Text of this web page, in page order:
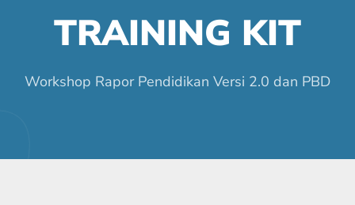
TRAINING KIT
Workshop Rapor Pendidikan Versi 2.0 dan PBD